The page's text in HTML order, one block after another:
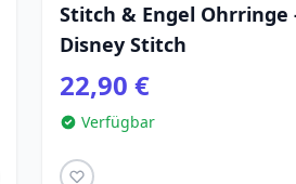
Stitch & Engel Ohrringe
Disney Stitch
22,90 €
Verfügbar